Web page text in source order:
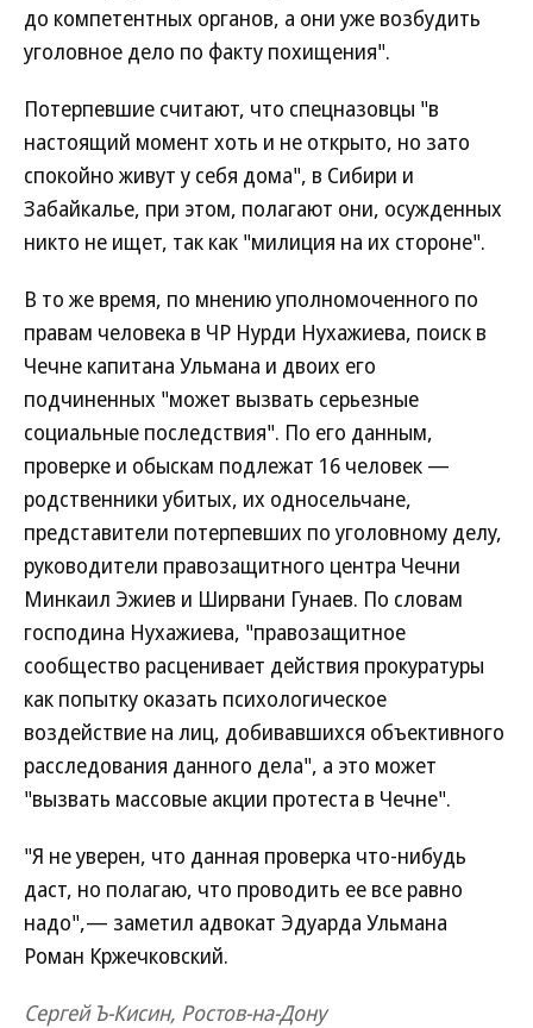
до компетентных органов, а они уже возбудить
уголовное дело по факту похищения".
Потерпевшие считают, что спецназовцы "в
настоящий момент хоть и не открыто, но зато
спокойно живут у себя дома", в Сибири и
Забайкалье, при этом, полагают они, осужденных
никто не ищет, так как "милиция на их стороне".
В то же время, по мнению уполномоченного по
правам человека в ЧР Нурди Нухажиева, поиск в
Чечне капитана Ульмана и двоих его
подчиненных "может вызвать серьезные
социальные последствия". По его данным,
проверке и обыскам подлежат 16 человек —
родственники убитых, их односельчане,
представители потерпевших по уголовному делу,
руководители правозащитного центра Чечни
Минкаил Эжиев и Ширвани Гунаев. По словам
господина Нухажиева, "правозащитное
сообщество расценивает действия прокуратуры
как попытку оказать психологическое
воздействие на лиц, добивавшихся объективного
расследования данного дела", а это может
"вызвать массовые акции протеста в Чечне".
"Я не уверен, что данная проверка что-нибудь
даст, но полагаю, что проводить ее все равно
надо",— заметил адвокат Эдуарда Ульмана
Роман Кржечковский.
Сергей Ъ-Кисин, Ростов-на-Дону